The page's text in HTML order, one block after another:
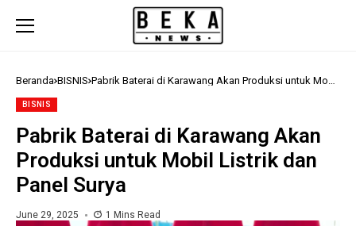
Beranda BISNIS Pabrik Baterai di Karawang Akan Produksi untuk Mobil
BISNIS
Pabrik Baterai di Karawang Akan
Produksi untuk Mobil Listrik dan
Panel Surya
June 29, 2025 1 Mins Read